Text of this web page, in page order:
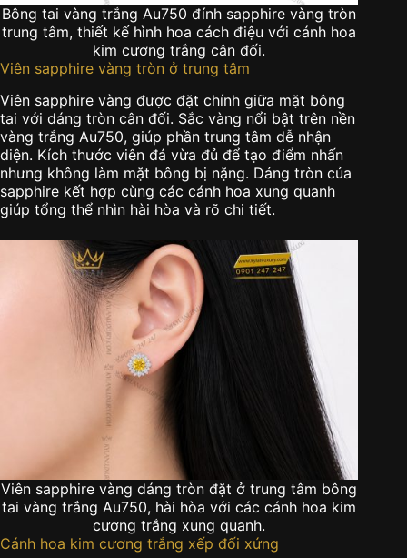
Bông tai vàng trắng Au750 đính sapphire vàng tròn
trung tâm, thiết kế hình hoa cách điệu với cánh hoa
kim cương trắng cân đối.
Viên sapphire vàng tròn ở trung tâm
Viên sapphire vàng được đặt chính giữa mặt bông
tai với dáng tròn cân đối. Sắc vàng nổi bật trên nền
vàng trắng Au750, giúp phần trung tâm dễ nhận
diện. Kích thước viên đá vừa đủ để tạo điểm nhấn
nhưng không làm mặt bông bị nặng. Dáng tròn của
sapphire kết hợp cùng các cánh hoa xung quanh
giúp tổng thể nhìn hài hòa và rõ chi tiết.
Viên sapphire vàng dáng tròn đặt ở trung tâm bông
tai vàng trắng Au750, hài hòa với các cánh hoa kim
cương trắng xung quanh.
Cánh hoa kim cương trắng xếp đối xứng